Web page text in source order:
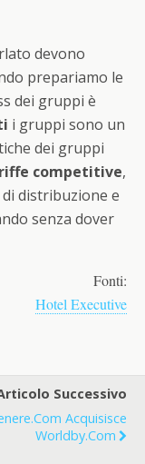
devono
prepariamo le
dei gruppi è
i gruppi sono un
dei gruppi
competitive,
distribuzione e
senza dover
Fonti:
Hotel Executive
Successivo
Acquisisce
Worldby.com